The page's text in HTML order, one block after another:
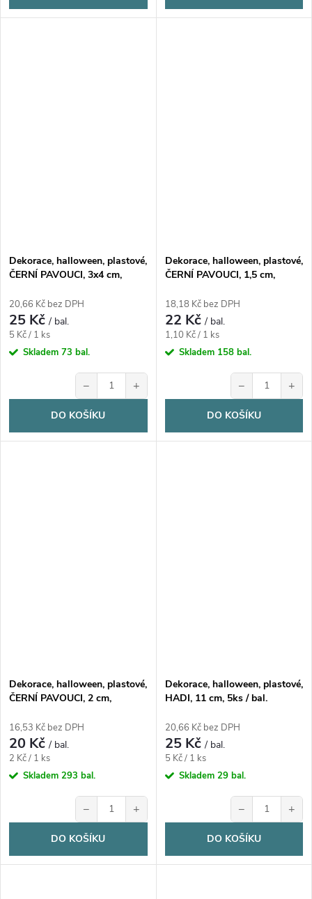
Dekorace, halloween, plastové,
ČERNÍ PAVOUCI, 3x4 cm,
20,66 Kč bez DPH
25 Kč/ bal.
Měrná
cena:
5 Kč / 1 ks
Skladem 73 bal.
− +
DO KOŠÍKU
Dekorace, halloween, plastové,
ČERNÍ PAVOUCI, 1,5 cm,
18,18 Kč bez DPH
22 Kč/ bal.
Měrná
cena:
1,10 Kč / 1 ks
Skladem 158 bal.
− +
DO KOŠÍKU
Dekorace, halloween, plastové,
ČERNÍ PAVOUCI, 2 cm,
16,53 Kč bez DPH
20 Kč/ bal.
Měrná
cena:
2 Kč / 1 ks
Skladem 293 bal.
− +
DO KOŠÍKU
Dekorace, halloween, plastové,
HADI, 11 cm, 5ks / bal.
20,66 Kč bez DPH
25 Kč/ bal.
Měrná
cena:
5 Kč / 1 ks
Skladem 29 bal.
− +
DO KOŠÍKU